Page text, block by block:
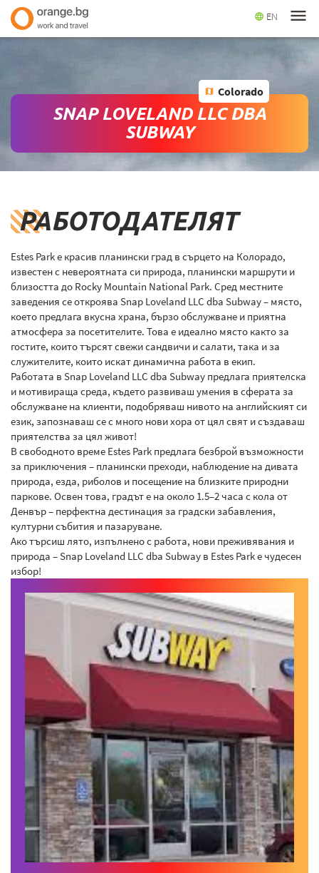
language EN menu
map Colorado
SNAP LOVELAND LLC DBA
SUBWAY
РАБОТОДАТЕЛЯТ
Estes Park е красив планински град в сърцето на Колорадо,
известен с невероятната си природа, планински маршрути и
близостта до Rocky Mountain National Park. Сред местните
заведения се откроява Snap Loveland LLC dba Subway – място,
което предлага вкусна храна, бързо обслужване и приятна
атмосфера за посетителите. Това е идеално място както за
гостите, които търсят свежи сандвичи и салати, така и за
служителите, които искат динамична работа в екип.
Работата в Snap Loveland LLC dba Subway предлага приятелска
и мотивираща среда, където развиваш умения в сферата за
обслужване на клиенти, подобряваш нивото на английският си
език, запознаваш се с много нови хора от цял свят и създаваш
приятелства за цял живот!
В свободното време Estes Park предлага безброй възможности
за приключения – планински преходи, наблюдение на дивата
природа, езда, риболов и посещение на близките природни
паркове. Освен това, градът е на около 1.5–2 часа с кола от
Денвър – перфектна дестинация за градски забавления,
културни събития и пазаруване.
Ако търсиш лято, изпълнено с работа, нови преживявания и
природа – Snap Loveland LLC dba Subway в Estes Park е чудесен
избор!